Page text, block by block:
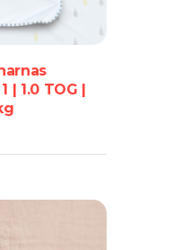
| 1.0 TOG |